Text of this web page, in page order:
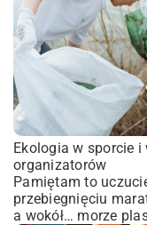
Ekologia w sporcie
organizatorów
Pamiętam to
przebiegnięciu
a wokół… morze